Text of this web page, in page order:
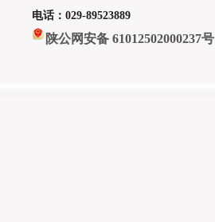
电话：029-89523889
陕公网安备 61012502000237号